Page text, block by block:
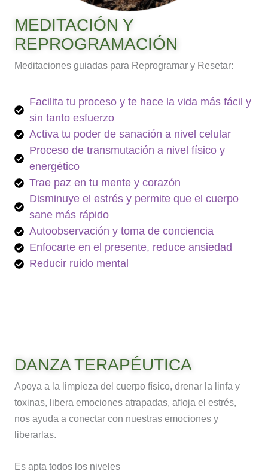
MEDITACIÓN Y
REPROGRAMACIÓN
Meditaciones guiadas para Reprogramar y Resetar:
Facilita tu proceso y te hace la vida más fácil y
sin tanto esfuerzo
Activa tu poder de sanación a nivel celular
Proceso de transmutación a nivel físico y
energético
Trae paz en tu mente y corazón
Disminuye el estrés y permite que el cuerpo
sane más rápido
Autoobservación y toma de conciencia
Enfocarte en el presente, reduce ansiedad
Reducir ruido mental
DANZA TERAPÉUTICA
Apoya a la limpieza del cuerpo físico, drenar la linfa y
toxinas, libera emociones atrapadas, afloja el estrés,
nos ayuda a conectar con nuestras emociones y
liberarlas.
Es apta todos los niveles